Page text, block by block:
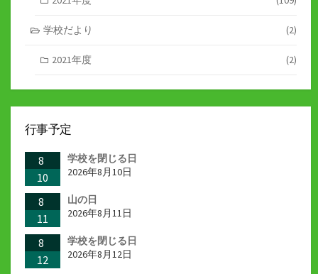
学校だより (2)
2021年度 (2)
行事予定
8
10
学校を閉じる日
2026年8月10日
8
11
山の日
2026年8月11日
8
12
学校を閉じる日
2026年8月12日